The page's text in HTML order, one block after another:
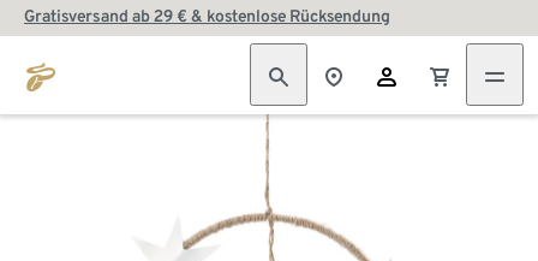
Gratisversand ab 29 € & kostenlose Rücksendung